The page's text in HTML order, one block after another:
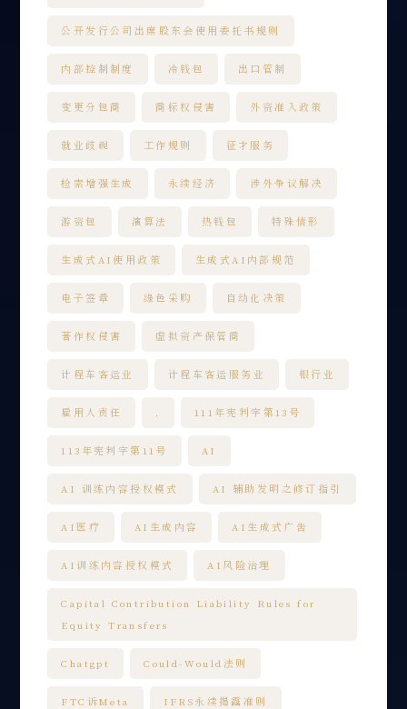
公开发行公司出席股东会使用委托书规则
内部控制制度 冷钱包 出口管制
变更分包商 商标权侵害 外资准入政策
就业歧视 工作规则 征才服务
检索增强生成 永续经济 涉外争议解决
游资包 演算法 热钱包 特殊情形
生成式AI使用政策 生成式AI内部规范
电子签章 绿色采购 自动化决策
著作权侵害 虚拟资产保管商
计程车客运业 计程车客运服务业 银行业
雇用人责任 . 111年宪判字第13号
113年宪判字第11号 AI
AI 训练内容授权模式 AI 辅助发明之修订指引
AI医疗 AI生成内容 AI生成式广告
AI训练内容授权模式 AI风险治理
Capital Contribution Liability Rules for
Equity Transfers
Chatgpt Could-Would法则
FTC诉Meta IFRS永续揭露准则